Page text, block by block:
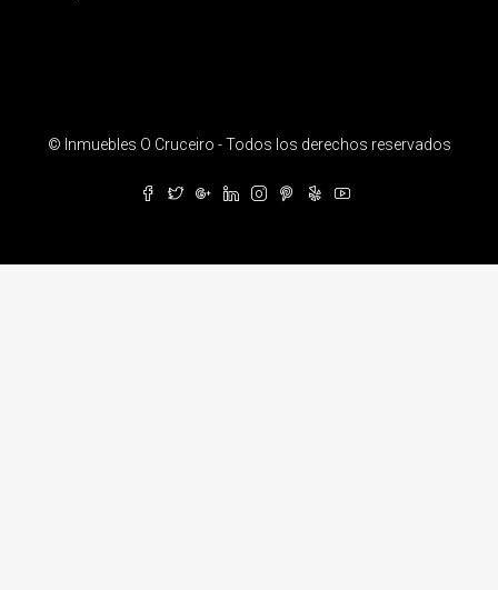
© Inmuebles O Cruceiro - Todos los derechos reservados